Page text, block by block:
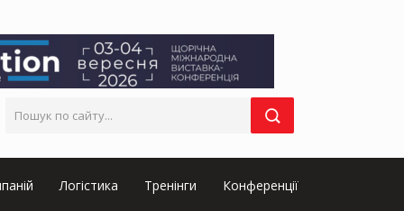
Логістика Тренінги Конференції